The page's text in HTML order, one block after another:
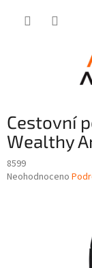
Cestovní
Wealthy
8599
Průměrné
Neohodnoceno